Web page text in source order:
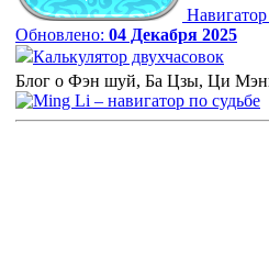
Обновлено: 04 Декабря 2025
Калькулятор двухчасовок
Блог о Фэн шуй, Ба Цзы, Ци